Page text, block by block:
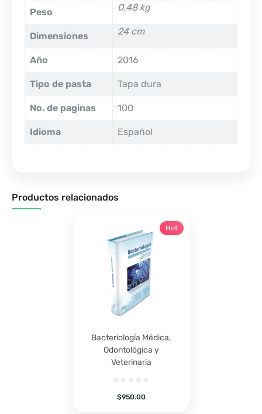
Peso 0.48 kg
Dimensiones 24 cm
Año 2016
Tipo de pasta Tapa dura
No. de paginas 100
Idioma Español
Productos relacionados
Bacteriología Médica,
Odontológica y
Veterinaria
$950.00
Hot